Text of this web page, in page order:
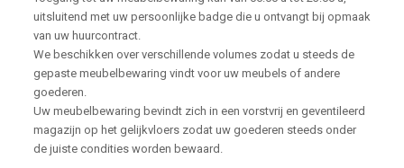
uitsluitend met uw persoonlijke badge die u ontvangt bij opmaak
van uw huurcontract.
We beschikken over verschillende volumes zodat u steeds de
gepaste meubelbewaring vindt voor uw meubels of andere
goederen.
Uw meubelbewaring bevindt zich in een vorstvrij en geventileerd
magazijn op het gelijkvloers zodat uw goederen steeds onder
de juiste condities worden bewaard.